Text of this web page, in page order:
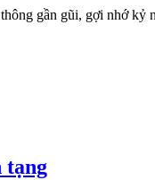
gần gũi, gợi nhớ kỷ
tạng